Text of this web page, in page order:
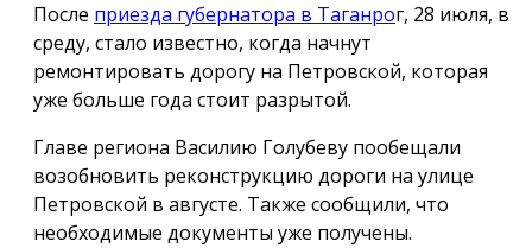
После приезда губернатора в Таганрог, 28 июля, в
среду, стало известно, когда начнут
ремонтировать дорогу на Петровской, которая
уже больше года стоит разрытой.
Главе региона Василию Голубеву пообещали
возобновить реконструкцию дороги на улице
Петровской в августе. Также сообщили, что
необходимые документы уже получены.